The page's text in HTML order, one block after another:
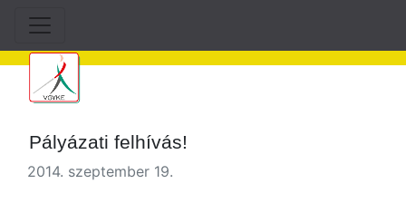
Pályázati felhívás!
2014. szeptember 19.